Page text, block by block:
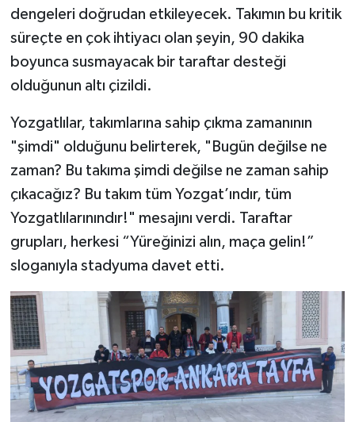
dengeleri doğrudan etkileyecek. Takımın bu kritik
süreçte en çok ihtiyacı olan şeyin, 90 dakika
boyunca susmayacak bir taraftar desteği
olduğunun altı çizildi.
Yozgatlılar, takımlarına sahip çıkma zamanının
"şimdi" olduğunu belirterek, "Bugün değilse ne
zaman? Bu takıma şimdi değilse ne zaman sahip
çıkacağız? Bu takım tüm Yozgat’ındır, tüm
Yozgatlılarınındır!" mesajını verdi. Taraftar
grupları, herkesi “Yüreğinizi alın, maça gelin!”
sloganıyla stadyuma davet etti.